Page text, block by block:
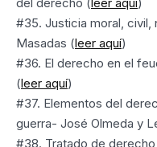
#35. Justicia moral, civil,
Masadas (leer aquí)
#36. El derecho en el
(leer aquí)
#37. Elementos del
guerra- José Olmeda y
#38. Tratado de